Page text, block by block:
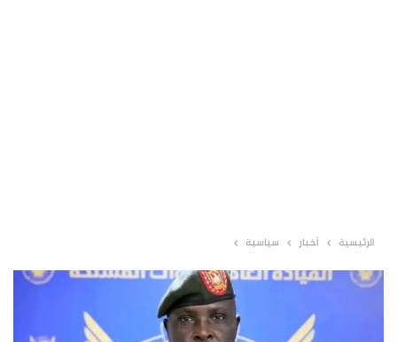
الرئيسية أخبار سياسية